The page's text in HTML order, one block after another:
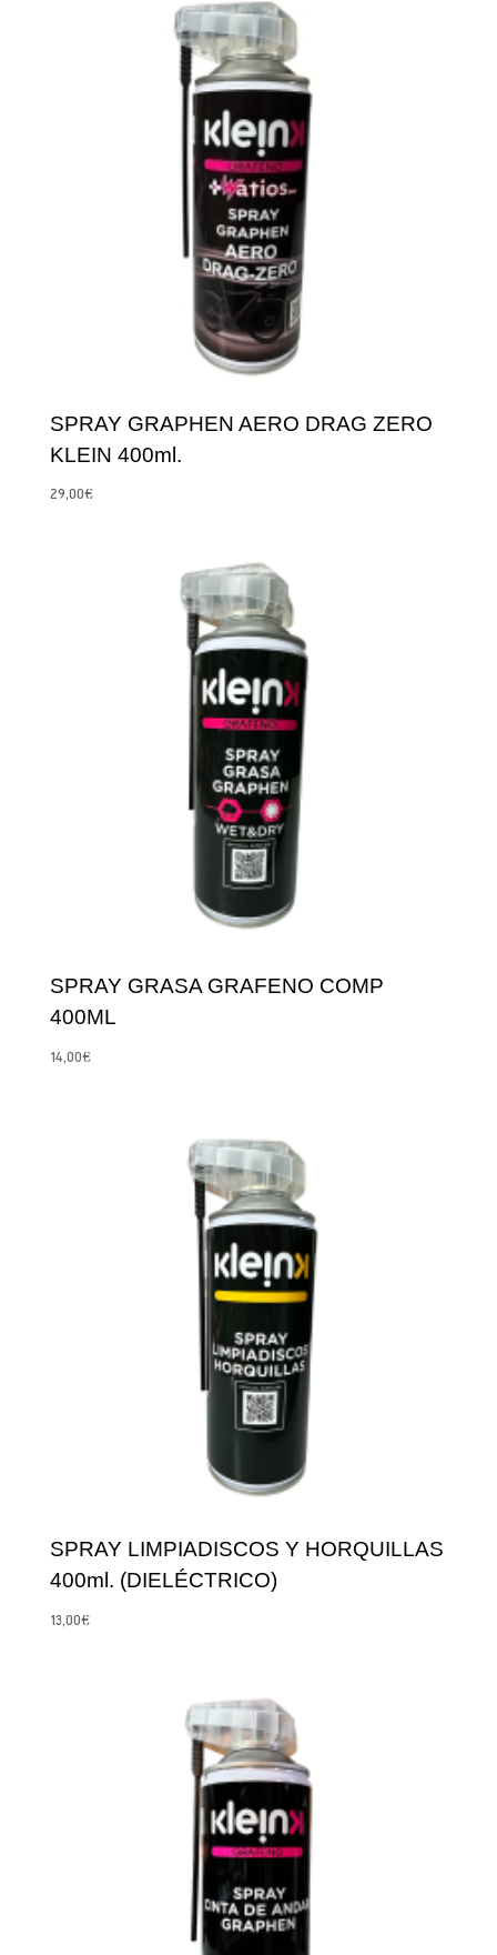
SPRAY GRAPHEN AERO DRAG ZERO
KLEIN 400ml.
29,00€
SPRAY GRASA GRAFENO COMP
400ML
14,00€
SPRAY LIMPIADISCOS Y HORQUILLAS
400ml. (DIELÉCTRICO)
13,00€